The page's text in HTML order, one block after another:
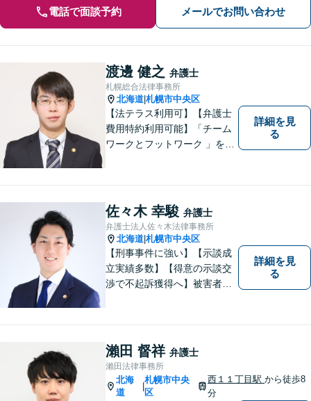
電話で面談予約 メールでお問い合わせ
渡邊 健之 弁護士
札幌総合法律事務所
北海道 札幌市中央区
【法テラス利用可】【弁護士
費用特約利用可能】「チーム
ワークとフットワーク 」を合
り、地域の皆さまにとって、
もっと身近な存在になりたい
と考えています。離婚、相
続、交通事故、借金、労働、
刑事事件など
詳細を見
る
佐々木 幸駿 弁護士
弁護士法人佐々木法律事務所
北海道 札幌市中央区
【刑事事件に強い】【示談成
立実績多数】【得意の示談交
渉で不起訴獲得へ】被害者感
す】スピード対応で少しでも
早い釈放へ！離婚トラブル／
交通事故被害の方の対応実績
多数
詳細を見
る
瀨田 督祥 弁護士
瀨田法律事務所
北海
道
|
札幌市中央
区
西１１丁目駅から徒歩8
分